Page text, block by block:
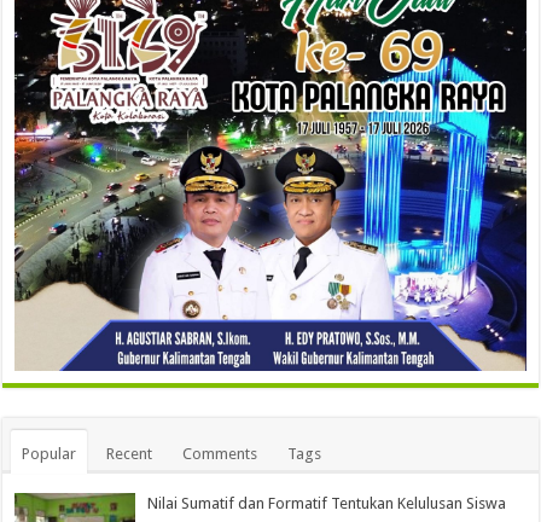
Popular Recent Comments Tags
Nilai Sumatif dan Formatif Tentukan Kelulusan Siswa